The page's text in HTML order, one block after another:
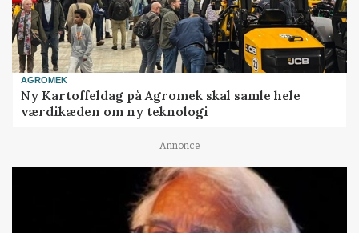
AGROMEK
Ny Kartoffeldag på Agromek skal samle hele
værdikæden om ny teknologi
Annonce